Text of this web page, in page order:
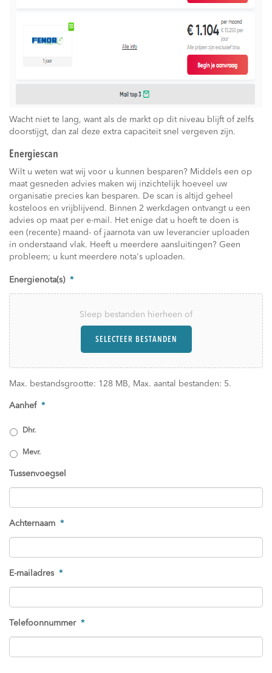
Wacht niet te lang, want als de markt op dit niveau blijft of zelfs
doorstijgt, dan zal deze extra capaciteit snel vergeven zijn.
Energiescan
Wilt u weten wat wij voor u kunnen besparen? Middels een op
maat gesneden advies maken wij inzichtelijk hoeveel uw
organisatie precies kan besparen. De scan is altijd geheel
kosteloos en vrijblijvend. Binnen 2 werkdagen ontvangt u een
advies op maat per e-mail. Het enige dat u hoeft te doen is
een (recente) maand- of jaarnota van uw leverancier uploaden
in onderstaand vlak. Heeft u meerdere aansluitingen? Geen
probleem; u kunt meerdere nota's uploaden.
Energienota(s) *
Sleep bestanden hierheen of
SELECTEER BESTANDEN
Max. bestandsgrootte: 128 MB, Max. aantal bestanden: 5.
Aanhef *
Dhr.
Mevr.
Tussenvoegsel
Achternaam *
E-mailadres *
Telefoonnummer *